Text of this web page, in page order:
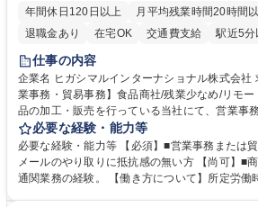
年間休日120日以上
月平均残業時間20時間
退職金あり
在宅OK 交通費支給 駅近5分
仕事の内容
企業名 ヒガシマルインターナショナル株式会社 求人名 東京都中央区【営
業事務・貿易事務】食品商社/残業少なめ/リモート等相談可
品の加工・販売を行っている当社にて、営業事
します。営業社員のサポートポジションとして
調整まで幅広く対応し、当社事業の根幹を支えていた
業務、請求書発行 ■海外工場とのスケジュール
の確認・作成 ■配送手配 ■通関業者を通して行う
必要な経験・能力等
必要な経験・能力等 【必須】■営業事務または
メールのやり取りに抵抗感の無い方 【尚可】■
通関業務の経験。 【働き方について】所定労働時間は7時間と短めで、残